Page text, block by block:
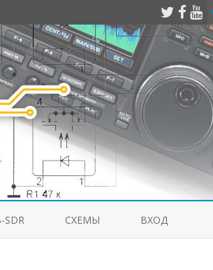
SDR СХЕМЫ ВХОД